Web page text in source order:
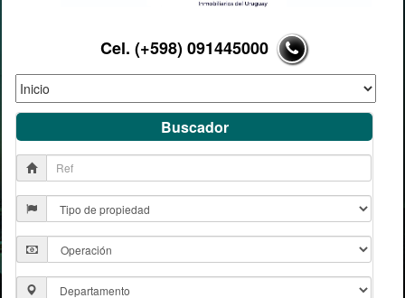
Cel. (+598) 091445000
Buscador